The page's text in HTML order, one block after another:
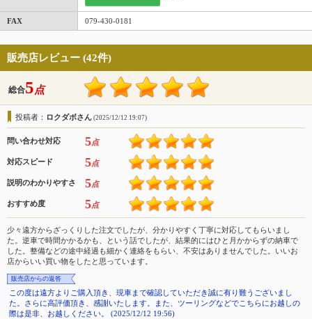
FAX 079-430-0181
販売店レビュー (42件)
総合5点
投稿者： ロクダボさん (2025/12/12 19:07)
問い合わせ対応 5点
対応スピード 5点
説明のわかりやすさ 5点
おすすめ度 5点
少々遠方からざっくりした注文でしたが、分かりやすく丁寧に対応してもらいまし
た。逆車で時間かかるかも、という話でしたが、結果的にはひと月かからずの納車で
した。整備などの途中経過も細かく連絡をもらい、不安はありませんでした。いいお
店からいい買い物をしたと思っています。
販売店からの返答
この度は遠方よりご購入頂き、現車まで確認していただき誠に有り難うございまし
た。さらに高評価頂き、感謝いたします。また、ツーリングなどでこちらにお越しの
際は是非、お越しください。 (2025/12/12 19:56)